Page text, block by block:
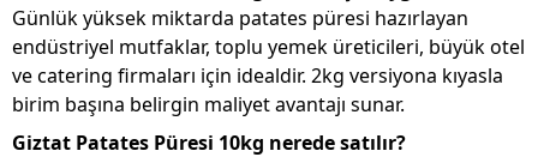
Günlük yüksek miktarda patates püresi hazırlayan
endüstriyel mutfaklar, toplu yemek üreticileri, büyük otel
ve catering firmaları için idealdir. 2kg versiyona kıyasla
birim başına belirgin maliyet avantajı sunar.
Giztat Patates Püresi 10kg nerede satılır?